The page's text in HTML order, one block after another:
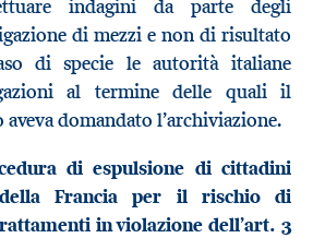
indagini da parte degli
di mezzi e non di risultato
di specie le autorità italiane
al termine delle quali il
domandato l’archiviazione.
di espulsione di cittadini
Francia per il rischio di
in violazione dell’art. 3